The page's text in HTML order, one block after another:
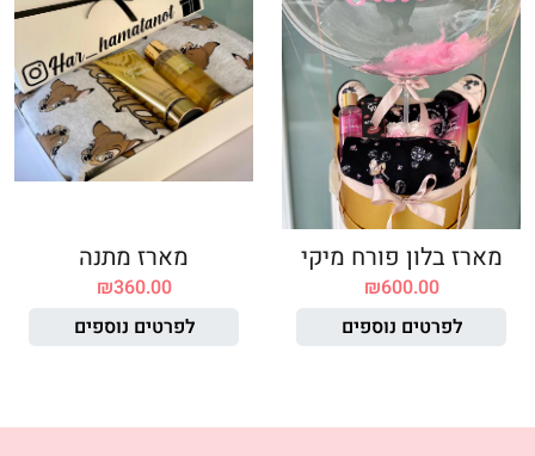
מארז בלון פורח מיקי
₪600.00
לפרטים נוספים
מארז מתנה
₪360.00
לפרטים נוספים